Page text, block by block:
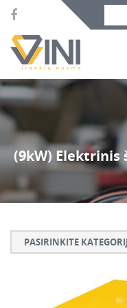
Search bar place.
(9kW) Elektrinis
PASIRINKITE
Betono ardymo ir